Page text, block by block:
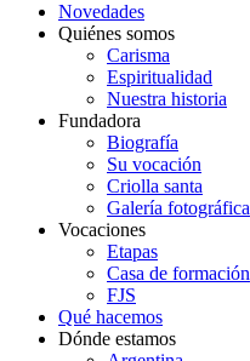
Novedades
Quiénes somos
Carisma
Espiritualidad
Nuestra historia
Fundadora
Biografía
Su vocación
Criolla santa
Galería fotográfica
Vocaciones
Etapas
Casa de formación
FJS
Qué hacemos
Dónde estamos